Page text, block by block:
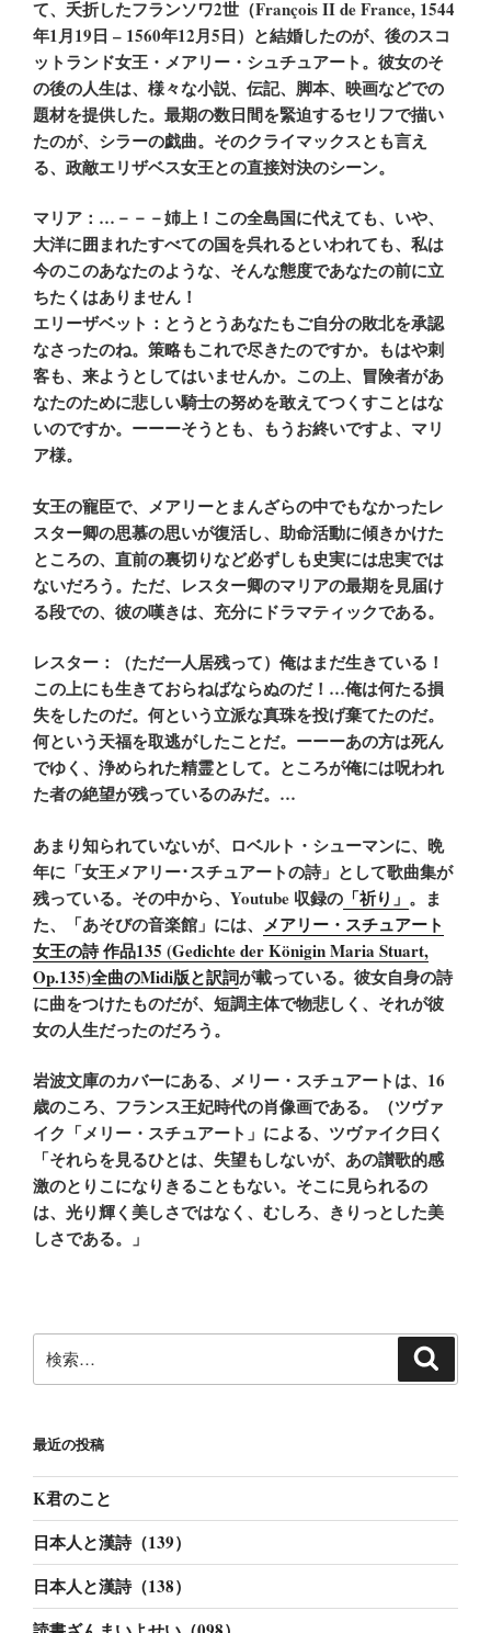
て、夭折したフランソワ2世（François II de France, 1544
年1月19日 – 1560年12月5日）と結婚したのが、後のスコ
ットランド女王・メアリー・シュチュアート。彼女のそ
の後の人生は、様々な小説、伝記、脚本、映画などでの
題材を提供した。最期の数日間を緊迫するセリフで描い
たのが、シラーの戯曲。そのクライマックスとも言え
る、政敵エリザベス女王との直接対決のシーン。
マリア：…－－－姉上！この全島国に代えても、いや、
大洋に囲まれたすべての国を呉れるといわれても、私は
今のこのあなたのような、そんな態度であなたの前に立
ちたくはありません！
エリーザベット：とうとうあなたもご自分の敗北を承認
なさったのね。策略もこれで尽きたのですか。もはや刺
客も、来ようとしてはいませんか。この上、冒険者があ
なたのために悲しい騎士の努めを敢えてつくすことはな
いのですか。ーーーそうとも、もうお終いですよ、マリ
ア様。
女王の寵臣で、メアリーとまんざらの中でもなかったレ
スター卿の思慕の思いが復活し、助命活動に傾きかけた
ところの、直前の裏切りなど必ずしも史実には忠実では
ないだろう。ただ、レスター卿のマリアの最期を見届け
る段での、彼の嘆きは、充分にドラマティックである。
レスター：（ただ一人居残って）俺はまだ生きている！
この上にも生きておらねばならぬのだ！…俺は何たる損
失をしたのだ。何という立派な真珠を投げ棄てたのだ。
何という天福を取逃がしたことだ。ーーーあの方は死ん
でゆく、浄められた精霊として。ところが俺には呪われ
た者の絶望が残っているのみだ。…
あまり知られていないが、ロベルト・シューマンに、晩
年に「女王メアリー･スチュアートの詩」として歌曲集が
残っている。その中から、Youtube 収録の 「祈り」 。ま
た、「あそびの音楽館」には、 メアリー・スチュアート
女王の詩 作品135 (Gedichte der Königin Maria Stuart,
Op.135)全曲のMidi版と訳詞が載っている。彼女自身の詩
に曲をつけたものだが、短調主体で物悲しく、それが彼
女の人生だったのだろう。
岩波文庫のカバーにある、メリー・スチュアートは、16
歳のころ、フランス王妃時代の肖像画である。（ツヴァ
イク「メリー・スチュアート」による、ツヴァイク曰く
「それらを見るひとは、失望もしないが、あの讃歌的感
激のとりこになりきることもない。そこに見られるの
は、光り輝く美しさではなく、むしろ、きりっとした美
しさである。」
索:
最近の投稿
K君のこと
日本人と漢詩（139）
日本人と漢詩（138）